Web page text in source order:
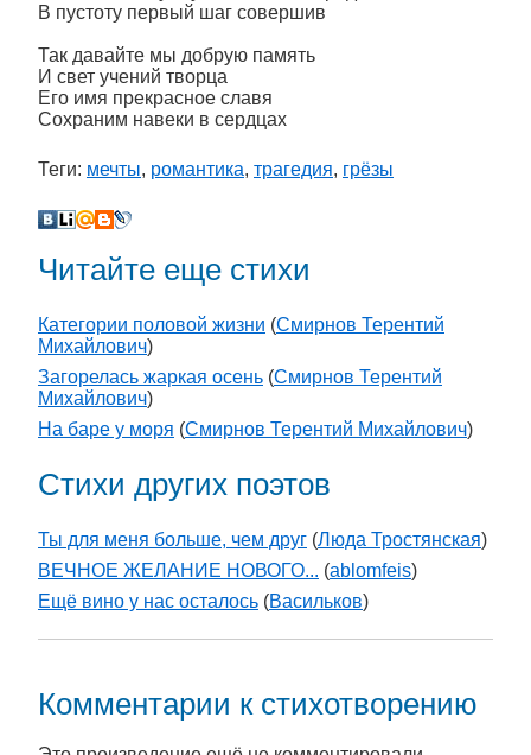
В пустоту первый шаг совершив
Так давайте мы добрую память
И свет учений творца
Его имя прекрасное славя
Сохраним навеки в сердцах
Теги: мечты, романтика, трагедия, грёзы
Читайте еще стихи
Категории половой жизни (Смирнов Терентий
Михайлович)
Загорелась жаркая осень (Смирнов Терентий
Михайлович)
На баре у моря (Смирнов Терентий Михайлович)
Стихи других поэтов
Ты для меня больше, чем друг (Люда Тростянская)
ВЕЧНОЕ ЖЕЛАНИЕ НОВОГО... (ablomfeis)
Ещё вино у нас осталось (Васильков)
Комментарии к стихотворению